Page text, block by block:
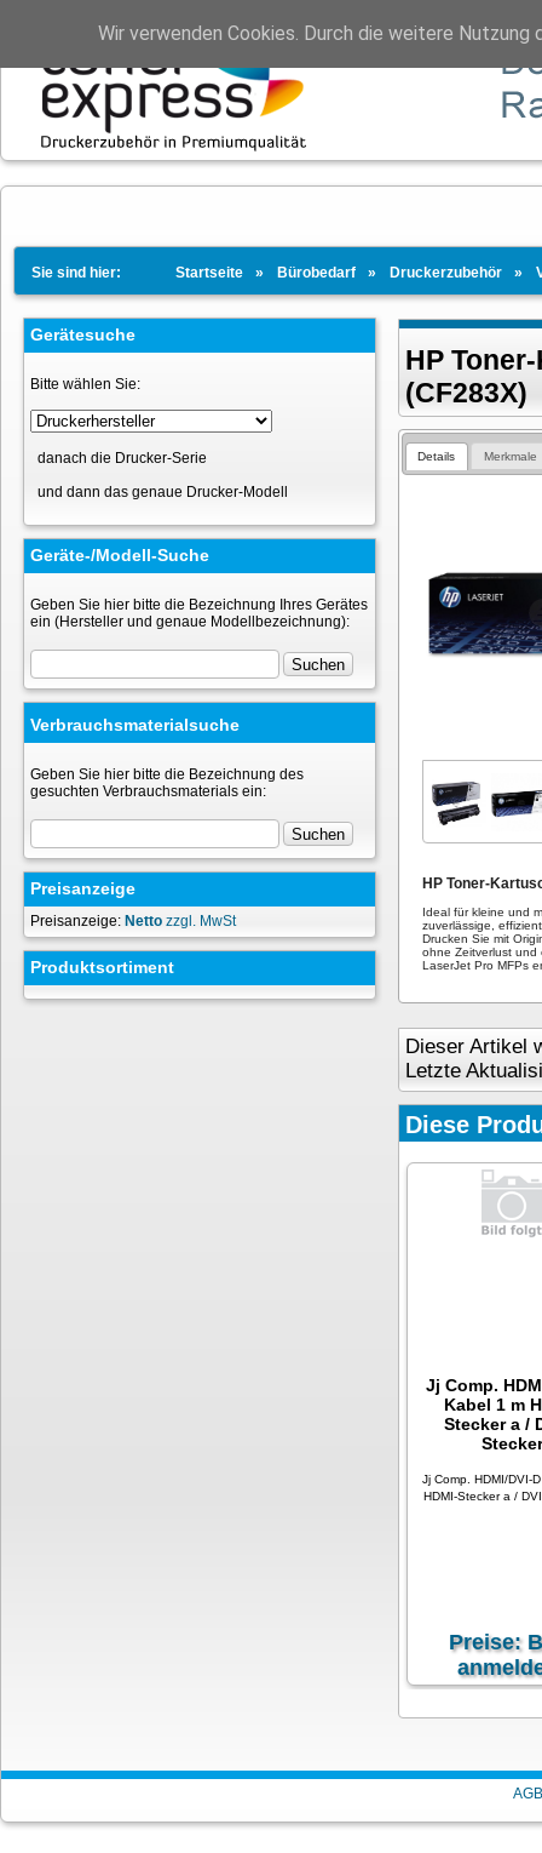
Sie sind hier: Startseite Bürobedarf Druckerzubehör
Gerätesuche
Bitte wählen Sie:
danach die Drucker-Serie
und dann das genaue Drucker-Modell
Geräte-/Modell-Suche
Geben Sie hier bitte die Bezeichnung Ihres Gerätes
ein (Hersteller und genaue Modellbezeichnung):
Verbrauchsmaterialsuche
Geben Sie hier bitte die Bezeichnung des
gesuchten Verbrauchsmaterials ein:
Preisanzeige
Preisanzeige: Netto zzgl. MwSt
Produktsortiment
HP
(CF283X)
Details Merkmale
HP Toner-
Ideal für kleine und
zuverlässige,
Drucken Sie mit
ohne Zeitverlust und
LaserJet Pro MFPs
Dieser Artikel
Letzte
Diese
Jj Comp.
Kabel 1 m
Stecker a /
Stecker
Jj Comp. HDMI/DVI-
HDMI-Stecker a /
Preise:
exkl. 19 % MwSt zzgl.
AGB
Wir verwenden Cookies. Durch die weitere